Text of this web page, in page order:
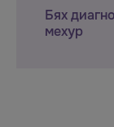
Бях
мехур